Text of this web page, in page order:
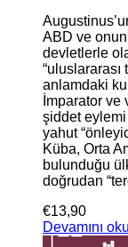
ABD ve onun
devletlerle
“uluslararası
anlamdaki
İmparator
şiddet eylemi
yahut
Küba, Orta
bulunduğu
doğrudan
€13,90
Devamını oku